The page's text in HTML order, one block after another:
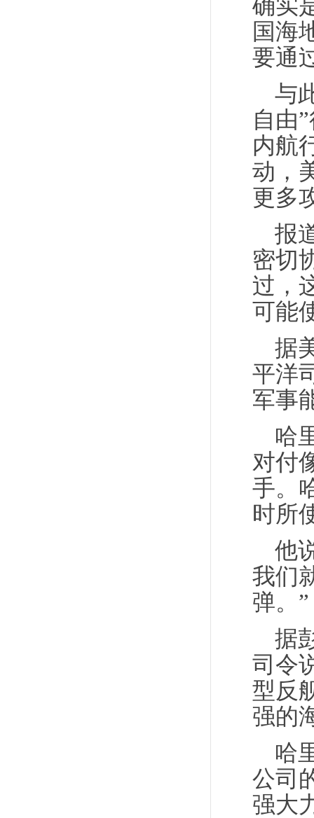
确实
国海
要通
与
自由
内航
动，
更多
报
密切
过，
可能
据
平洋
军事
哈
对付
手。
时所
他
我们
弹。”
据
司令
型反
强的
哈
公司
强大